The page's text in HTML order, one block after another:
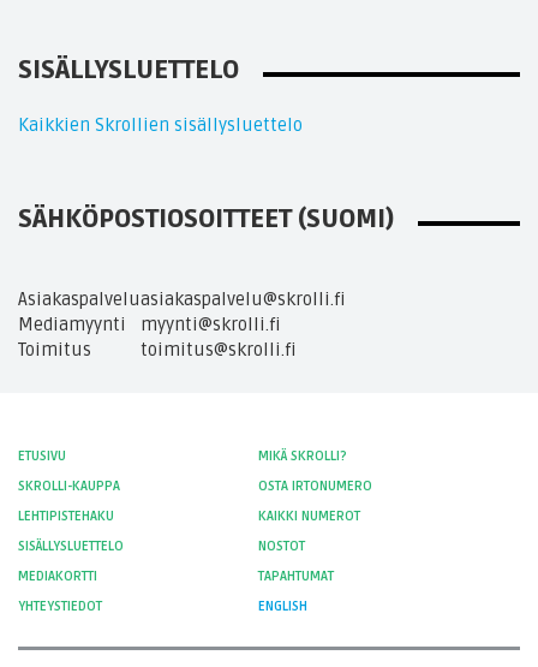
SISÄLLYSLUETTELO
Kaikkien Skrollien sisällysluettelo
SÄHKÖPOSTIOSOITTEET (SUOMI)
Asiakaspalveluasiakaspalvelu@skrolli.fi
Mediamyynti
myynti@skrolli.fi
Toimitus
toimitus@skrolli.fi
ETUSIVU
MIKÄ SKROLLI?
SKROLLI-KAUPPA
OSTA IRTONUMERO
LEHTIPISTEHAKU
KAIKKI NUMEROT
SISÄLLYSLUETTELO
NOSTOT
MEDIAKORTTI
TAPAHTUMAT
YHTEYSTIEDOT
ENGLISH